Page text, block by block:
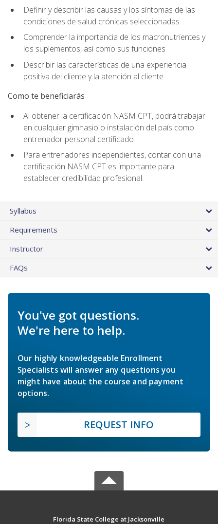
Definir y describir las causas y los síntomas de las
condiciones de salud crónicas seleccionadas
Comprender la importancia de los macronutrientes y
los suplementos, así como sus funciones
Describir las características de una experiencia
positiva del cliente y la atención al cliente
Como te beneficiarás
Al obtener la certificación NASM CPT, podrá trabajar
en cualquier gimnasio o instalación del país como
entrenador personal certificado
Para entrenadores independientes, contar con una
certificación NASM CPT es importante para
establecer credibilidad profesional.
Syllabus
Requirements
Instructor
FAQs
You've got questions.
We're here to help.
Our highly knowledgeable Enrollment
Specialists will answer any questions you
might have about the course and payment
options.
REQUEST INFO
Florida State College at Jacksonville